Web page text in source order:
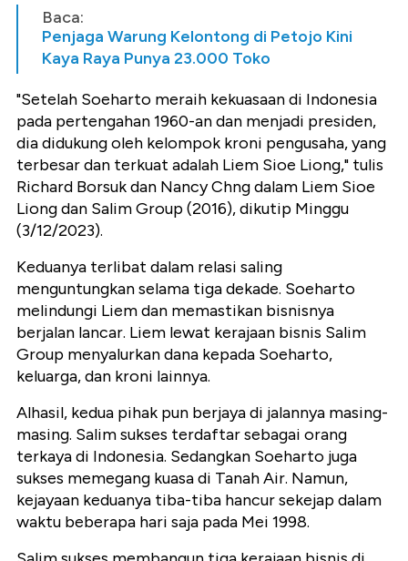
Baca:
Penjaga Warung Kelontong di Petojo Kini
Kaya Raya Punya 23.000 Toko
"Setelah Soeharto meraih kekuasaan di Indonesia
pada pertengahan 1960-an dan menjadi presiden,
dia didukung oleh kelompok kroni pengusaha, yang
terbesar dan terkuat adalah Liem Sioe Liong," tulis
Richard Borsuk dan Nancy Chng dalam Liem Sioe
Liong dan Salim Group (2016), dikutip Minggu
(3/12/2023).
Keduanya terlibat dalam relasi saling
menguntungkan selama tiga dekade. Soeharto
melindungi Liem dan memastikan bisnisnya
berjalan lancar. Liem lewat kerajaan bisnis Salim
Group menyalurkan dana kepada Soeharto,
keluarga, dan kroni lainnya.
Alhasil, kedua pihak pun berjaya di jalannya masing-
masing. Salim sukses terdaftar sebagai orang
terkaya di Indonesia. Sedangkan Soeharto juga
sukses memegang kuasa di Tanah Air. Namun,
kejayaan keduanya tiba-tiba hancur sekejap dalam
waktu beberapa hari saja pada Mei 1998.